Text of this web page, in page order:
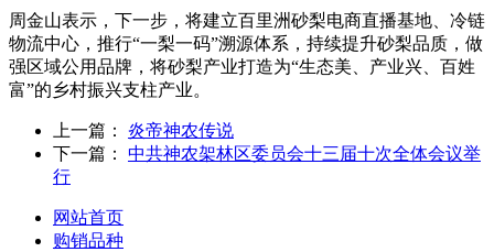
周金山表示，下一步，将建立百里洲砂梨电商直播基地、冷链
物流中心，推行“一梨一码”溯源体系，持续提升砂梨品质，做
强区域公用品牌，将砂梨产业打造为“生态美、产业兴、百姓
富”的乡村振兴支柱产业。
上一篇： 炎帝神农传说
下一篇： 中共神农架林区委员会十三届十次全体会议举
行
网站首页
购销品种